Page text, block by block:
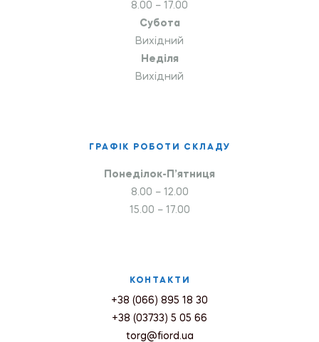
8.00 – 17.00
Субота
Вихідний
Неділя
Вихідний
ГРАФІК РОБОТИ СКЛАДУ
Понеділок-П’ятниця
8.00 – 12.00
15.00 – 17.00
КОНТАКТИ
+38 (066) 895 18 30
+38 (03733) 5 05 66
torg@fiord.ua